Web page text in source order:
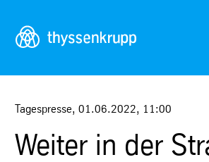
Navigation
Tagespresse, 01.06.2022, 11:00
Weiter in der